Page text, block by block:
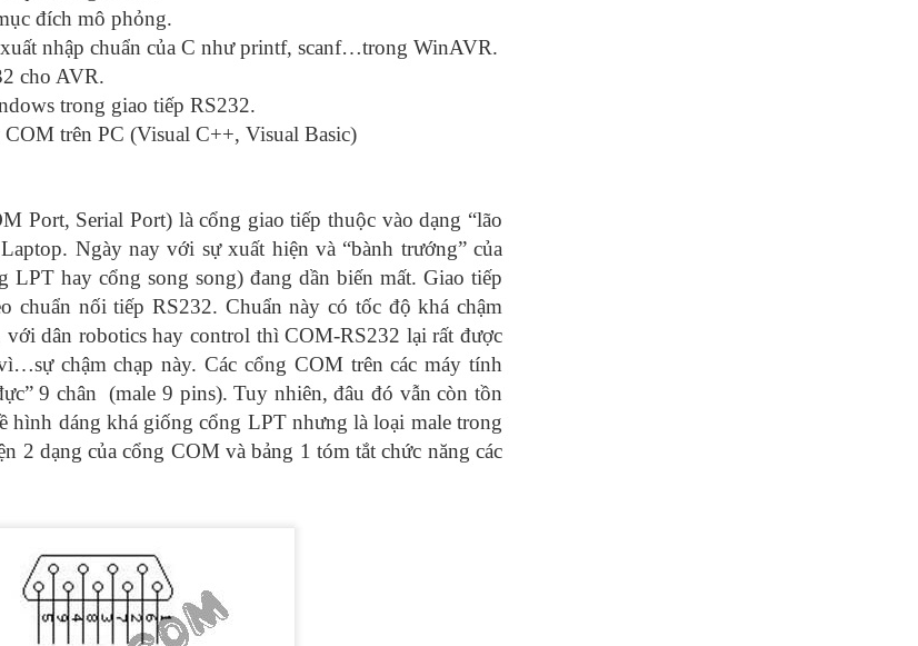
đích mô phỏng.
nhập chuẩn của C như printf, scanf…trong WinAVR.
cho AVR.
trong giao tiếp RS232.
trên PC (Visual C++, Visual Basic)
Serial Port) là cổng giao tiếp thuộc vào dạng “lão
Ngày nay với sự xuất hiện và “bành trướng” của
hay cổng song song) đang dần biến mất. Giao tiếp
chuẩn nối tiếp RS232. Chuẩn này có tốc độ khá chậm
dân robotics hay control thì COM-RS232 lại rất được
chậm chạp này. Các cổng COM trên các máy tính
9 chân (male 9 pins). Tuy nhiên, đâu đó vẫn còn tồn
hình dáng khá giống cổng LPT nhưng là loại male trong
2 dạng của cổng COM và bảng 1 tóm tắt chức năng các